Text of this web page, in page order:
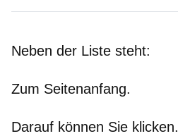
Neben der Liste steht:
Zum Seitenanfang.
Darauf können Sie klicken.